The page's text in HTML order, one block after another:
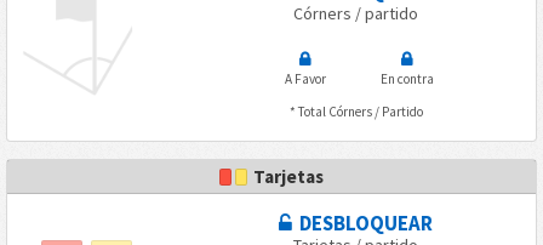
Córners / partido
A Favor
En contra
* Total Córners / Partido
Tarjetas
DESBLOQUEAR